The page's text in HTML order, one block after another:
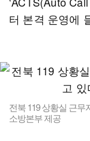
터 본격 운영에
전북 119 상황실 근무
소방본부 제공